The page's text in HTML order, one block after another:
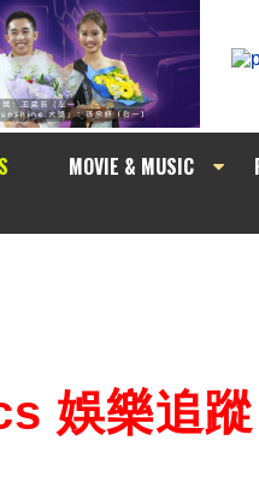
MOVIE & MUSIC
娛樂追蹤